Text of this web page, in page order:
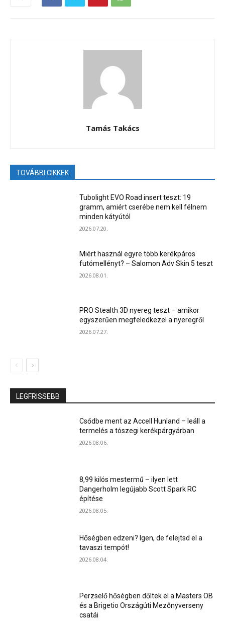
Tamás Takács
TOVÁBBI CIKKEK
Tubolight EVO Road insert teszt: 19
gramm, amiért cserébe nem kell félnem
minden kátyútól
2026.07.20.
Miért használ egyre több kerékpáros
futómellényt? – Salomon Adv Skin 5 teszt
2026.08.01.
PRO Stealth 3D nyereg teszt – amikor
egyszerűen megfeledkezel a nyeregről
2026.07.27.
LEGFRISSEBB
Csődbe ment az Accell Hunland – leáll a
termelés a tószegi kerékpárgyárban
2026.08.06.
8,99 kilós mestermű – ilyen lett
Dangerholm legújabb Scott Spark RC
építése
2026.08.05.
Hőségben edzeni? Igen, de felejtsd el a
tavaszi tempót!
2026.08.04.
Perzselő hőségben dőltek el a Masters OB
és a Brigetio Országúti Mezőnyverseny
csatái